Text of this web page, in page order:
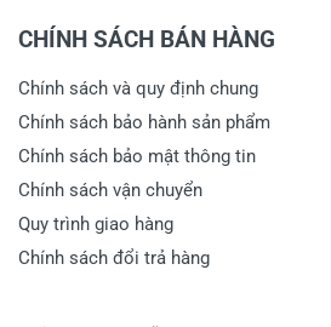
CHÍNH SÁCH BÁN HÀNG
Chính sách và quy định chung
Chính sách bảo hành sản phẩm
Chính sách bảo mật thông tin
Chính sách vận chuyển
Quy trình giao hàng
Chính sách đổi trả hàng